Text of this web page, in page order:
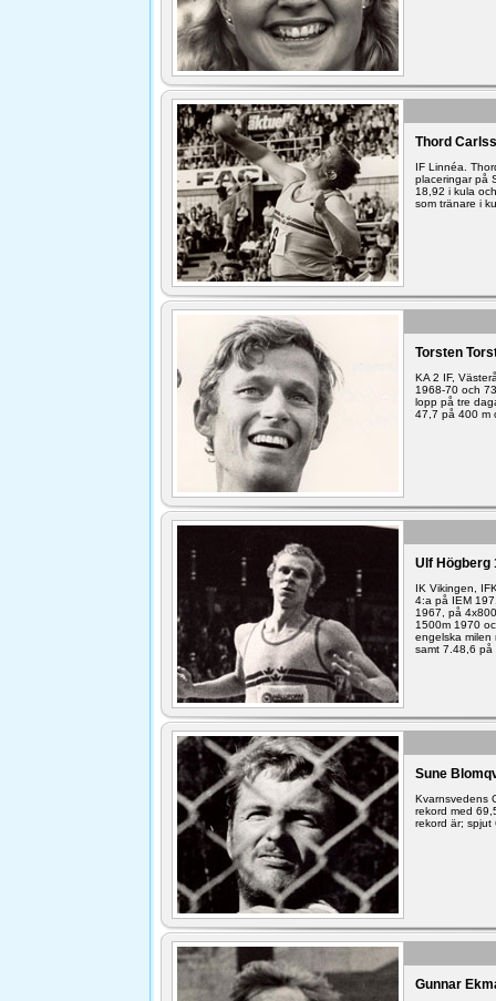
Thord
IF Linnéa.
placeringar på
18,92 i kula
som tränare i
Torsten
KA 2 IF,
1968-70 och
lopp på tre
47,7 på 400 m
Ulf Högberg
IK Vikingen,
4:a på IEM
1967, på
1500m 1970
engelska
samt 7.48,6 på
Sune
Kvarnsvedens
rekord med
rekord är;
Gunnar